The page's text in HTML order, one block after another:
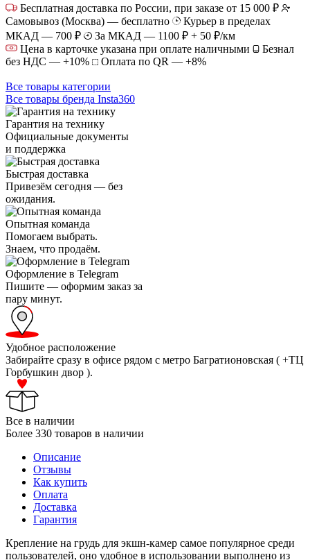
Бесплатная доставка по России, при заказе от 15 000 ₽
Самовывоз (Москва) — бесплатно
Курьер в пределах
МКАД — 700 ₽
За МКАД — 1100 ₽ + 50 ₽/км
Цена в карточке указана при оплате наличными
Безнал
без НДС — +10%
Оплата по QR — +8%
Все товары категории
Все товары бренда Insta360
Гарантия на технику
Официальные документы
и поддержка
Быстрая доставка
Привезём сегодня — без
ожидания.
Опытная команда
Помогаем выбрать.
Знаем, что продаём.
Оформление в Telegram
Пишите — оформим заказ за
пару минут.
Удобное расположение
Забирайте сразу в офисе рядом с метро Багратионовская ( +ТЦ
Горбушкин двор ).
Все в наличии
Более 330 товаров в наличии
Описание
Отзывы
Как купить
Оплата
Доставка
Гарантия
Крепление на грудь для экшн-камер самое популярное среди
пользователей, оно удобное в использовании выполнено из